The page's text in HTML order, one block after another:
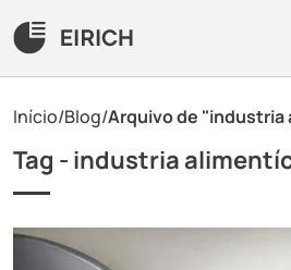
Início/Blog/Arquivo de "industria
Tag - industria